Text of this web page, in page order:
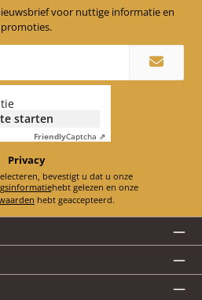
voor nuttige informatie en
promoties.
starten
FriendlyCaptcha ⇗
Privacy
Door doorgaan te selecteren, bevestigt u dat u onze
hebt gelezen en onze
hebt geaccepteerd.